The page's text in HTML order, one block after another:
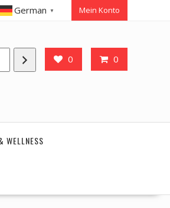
German ▼ Mein Konto
0 0
WELLNESS